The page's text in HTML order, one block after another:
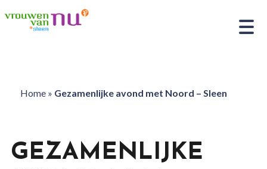
Home» Gezamenlijke avond met Noord – Sleen
GEZAMENLIJKE